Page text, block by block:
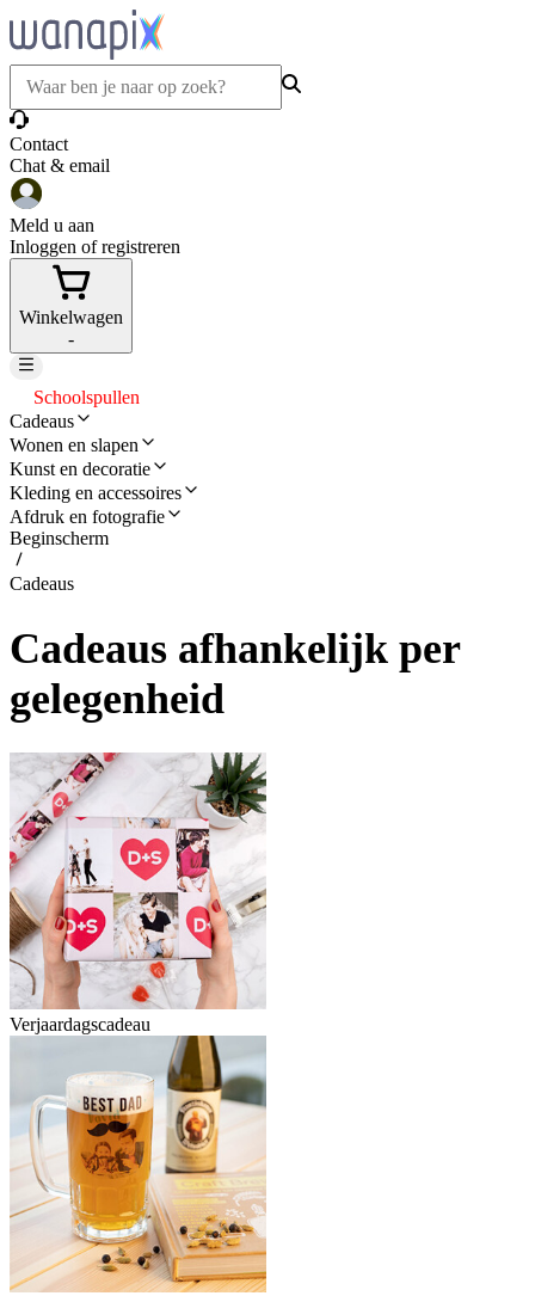
Contact
Chat & email
Meld u aan
Inloggen of registreren
Winkelwagen
-
Schoolspullen
Cadeaus
Wonen en slapen
Kunst en decoratie
Kleding en accessoires
Afdruk en fotografie
Beginscherm
Cadeaus
Cadeaus afhankelijk per
gelegenheid
Verjaardagscadeau